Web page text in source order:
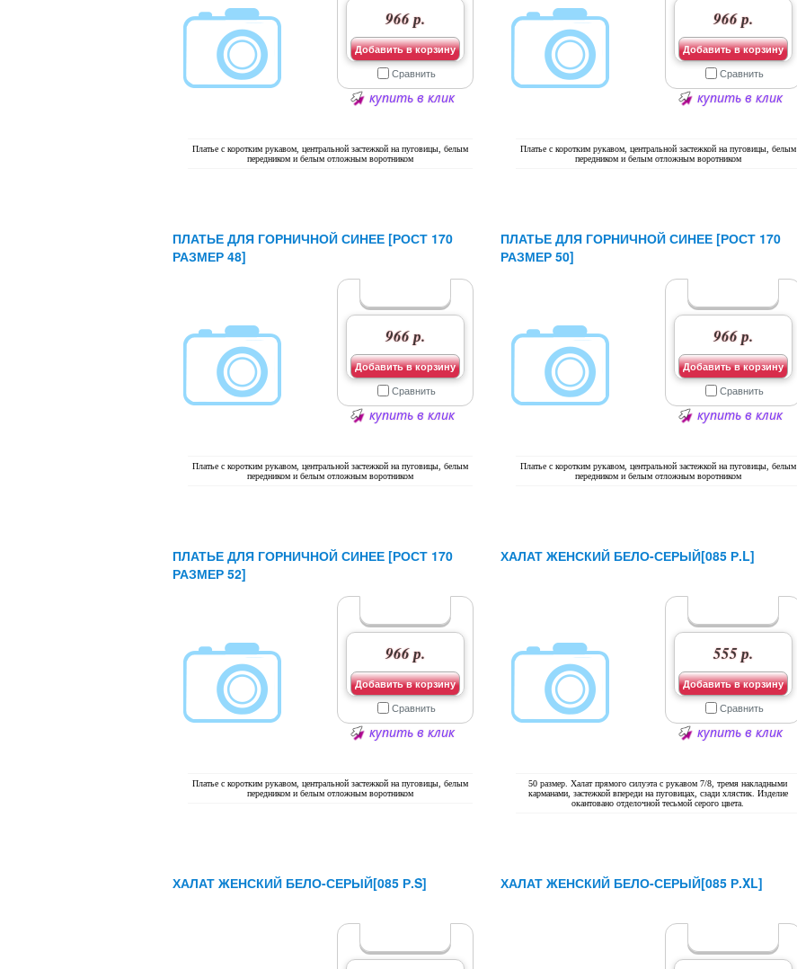
Платье с коротким рукавом, центральной застежкой на пуговицы, белым
передником и белым отложным воротником
966 р.
Добавить в корзину
Сравнить
купить в клик
Платье с коротким рукавом, центральной застежкой на пуговицы, белым
передником и белым отложным воротником
966 р.
Добавить в корзину
Сравнить
купить в клик
ПЛАТЬЕ ДЛЯ ГОРНИЧНОЙ СИНЕЕ [РОСТ 170
РАЗМЕР 48]
Платье с коротким рукавом, центральной застежкой на пуговицы, белым
передником и белым отложным воротником
966 р.
Добавить в корзину
Сравнить
купить в клик
ПЛАТЬЕ ДЛЯ ГОРНИЧНОЙ СИНЕЕ [РОСТ 170
РАЗМЕР 50]
Платье с коротким рукавом, центральной застежкой на пуговицы, белым
передником и белым отложным воротником
966 р.
Добавить в корзину
Сравнить
купить в клик
ПЛАТЬЕ ДЛЯ ГОРНИЧНОЙ СИНЕЕ [РОСТ 170
РАЗМЕР 52]
Платье с коротким рукавом, центральной застежкой на пуговицы, белым
передником и белым отложным воротником
966 р.
Добавить в корзину
Сравнить
купить в клик
ХАЛАТ ЖЕНСКИЙ БЕЛО-СЕРЫЙ[085 Р.L]
50 размер. Халат прямого силуэта с рукавом 7/8, тремя накладными
карманами, застежкой впереди на пуговицах, сзади хлястик. Изделие
окантовано отделочной тесьмой серого цвета.
555 р.
Добавить в корзину
Сравнить
купить в клик
ХАЛАТ ЖЕНСКИЙ БЕЛО-СЕРЫЙ[085 Р.S] ХАЛАТ ЖЕНСКИЙ БЕЛО-СЕРЫЙ[085 Р.XL]